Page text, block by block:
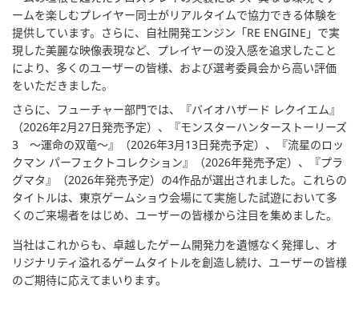
ームを楽しむプレイヤー同士がリアルタイムで協力できる体験を
提供しています。さらに、自社開発エンジン「RE ENGINE」で実
現した美麗な映像表現など、プレイヤーの没入感を追求したこと
により、多くのユーザーの皆様、および選考委員会から高い評価
をいただきました。
さらに、フューチャー部門では、『バイオハザード レクイエム』
（2026年2月27日発売予定）、『モンスターハンターストーリーズ
3 ～運命の双竜～』（2026年3月13日発売予定）、『流星のロッ
クマン パーフェクトコレクション』（2026年発売予定）、『プラ
グマタ』（2026年発売予定）の4作品が選出されました。これらの
タイトルは、東京ゲームショウ会場にて実施した試遊において多
くのご来場者をはじめ、ユーザーの皆様から注目を集めました。
当社はこれからも、卓越したゲーム開発力を遺憾なく発揮し、オ
リジナリティ溢れるゲームタイトルを創造し続け、ユーザーの皆様
のご期待に応えてまいります。